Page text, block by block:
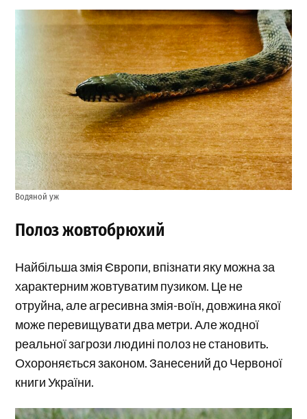
Водяной уж
Полоз жовтобрюхий
Найбільша змія Європи, впізнати яку можна за
характерним жовтуватим пузиком. Це не
отруйна, але агресивна змія-воїн, довжина якої
може перевищувати два метри. Але жодної
реальної загрози людині полоз не становить.
Охороняється законом. Занесений до Червоної
книги України.